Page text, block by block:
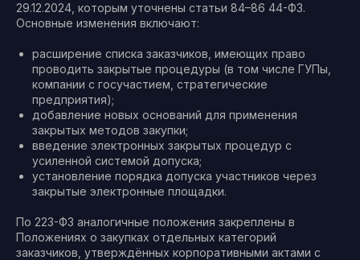
29.12.2024, которым уточнены статьи 84–86 44-ФЗ.
Основные изменения включают:
расширение списка заказчиков, имеющих право
проводить закрытые процедуры (в том числе ГУПы,
компании с госучастием, стратегические
предприятия);
добавление новых оснований для применения
закрытых методов закупки;
введение электронных закрытых процедур с
усиленной системой допуска;
установление порядка допуска участников через
закрытые электронные площадки.
По 223-ФЗ аналогичные положения закреплены в
Положениях о закупках отдельных категорий
заказчиков, утверждённых корпоративными актами с